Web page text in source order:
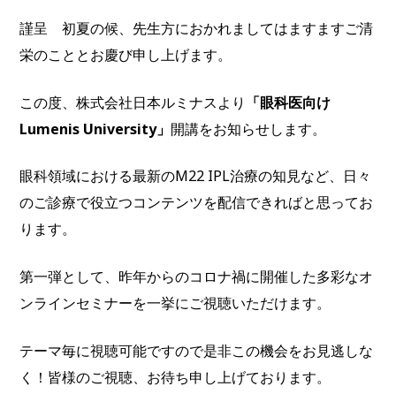
謹呈 初夏の候、先生方におかれましてはますますご清
栄のこととお慶び申し上げます。
この度、株式会社日本ルミナスより 「眼科医向け
Lumenis University」 開講をお知らせします。
眼科領域における最新のM22 IPL治療の知見など、日々
のご診療で役立つコンテンツを配信できればと思ってお
ります。
第一弾として、昨年からのコロナ禍に開催した多彩なオ
ンラインセミナーを一挙にご視聴いただけます。
テーマ毎に視聴可能ですので是非この機会をお見逃しな
く！皆様のご視聴、お待ち申し上げております。